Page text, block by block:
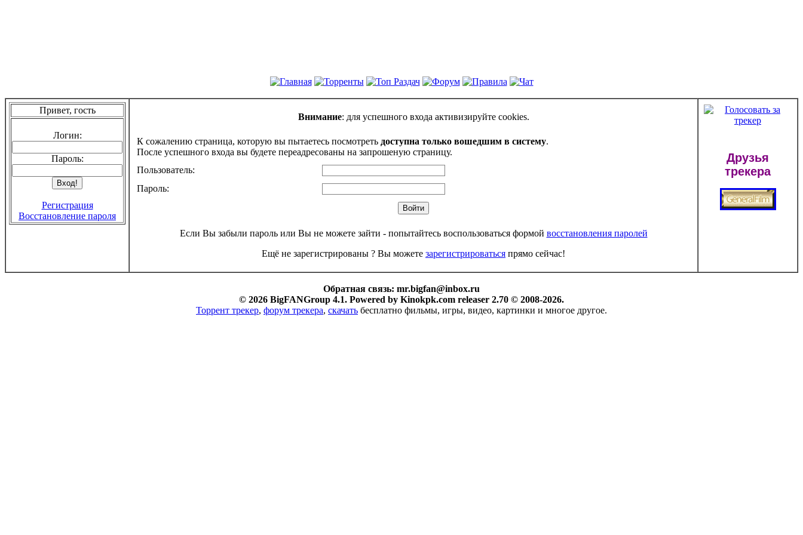
Привет, гость
Логин:
Пароль:
Регистрация
Восстановление пароля
Внимание: для успешного входа активизируйте cookies.
К сожалению страница, которую вы пытаетесь посмотреть доступна только вошедшим в систему.
После успешного входа вы будете переадресованы на запрошеную страницу.
Пользователь:
Пароль:
Если Вы забыли пароль или Вы не можете зайти - попытайтесь воспользоваться формой восстановления паролей
Ещё не зарегистрированы ? Вы можете зарегистрироваться прямо сейчас!
Друзья
трекера
Обратная связь: mr.bigfan@inbox.ru
© 2026 BigFANGroup 4.1. Powered by Kinokpk.com releaser 2.70 © 2008-2026.
Торрент трекер, форум трекера, скачать бесплатно фильмы, игры, видео, картинки и многое другое.